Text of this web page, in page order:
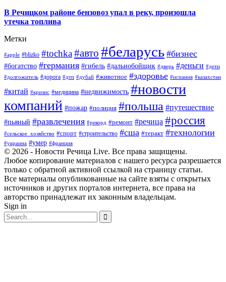
В Речицком районе бензовоз упал в реку, произошла
утечка топлива
Метки
#apple #blizko #tochka#авто #беларусь #бизнес
#богатство #германия #гибель #дальнобойщик #дверь #деньги #дети
#долгожитель #дорога #дтп #дубай #животное #здоровье #испания #казахстан
#китай #кризис #медицина #недвижимость #новости
компаний #пожар #полиция #польша #путешествие
#пьяный #развлечения #рекорд #ремонт #речица #россия
#сельское_хозяйство #спорт #строительство #сша #теракт #технологии
#украина #умер #франция
© 2026 - Новости Речица Live. Все права защищены.
Любое копирование материалов с нашего ресурса разрешается
только с обратной активной ссылкой на страницу статьи.
Все материалы опубликованные на сайте взяты с открытых
источников и других порталов интернета, все права на
авторство принадлежат их законным владельцам.
Sign in